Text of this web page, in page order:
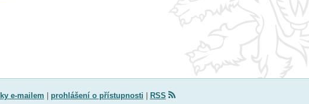
e-mailem prohlášení o přístupnosti RSS